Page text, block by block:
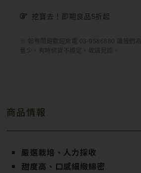
挖寶去！即期良品5折起
※ 如有問題歡迎來電 03-9566880 讓我們
量少，有時供貨不穩定，敬請見諒。
商品情報
嚴選栽培、人力採收
甜度高、口感細緻綿密